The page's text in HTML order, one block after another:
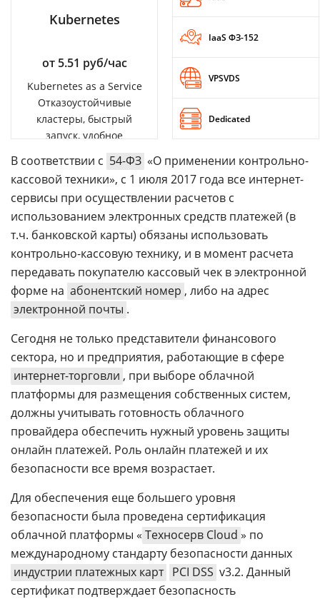
Kubernetes
от 5.51 руб/час
Kubernetes as a Service
Отказоустойчивые
кластеры, быстрый
запуск, удобное
IaaS ФЗ-152
VPSVDS
Dedicated
В соответствии с 54-ФЗ «О применении контрольно-
кассовой техники», с 1 июля 2017 года все интернет-
сервисы при осуществлении расчетов с
использованием электронных средств платежей (в
т.ч. банковской карты) обязаны использовать
контрольно-кассовую технику, и в момент расчета
передавать покупателю кассовый чек в электронной
форме на абонентский номер , либо на адрес
электронной почты .
Сегодня не только представители финансового
сектора, но и предприятия, работающие в сфере
интернет-торговли , при выборе облачной
платформы для размещения собственных систем,
должны учитывать готовность облачного
провайдера обеспечить нужный уровень защиты
онлайн платежей. Роль онлайн платежей и их
безопасности все время возрастает.
Для обеспечения еще большего уровня
безопасности была проведена сертификация
облачной платформы « Техносерв Cloud » по
международному стандарту безопасности данных
индустрии платежных карт PCI DSS v3.2. Данный
сертификат подтверждает безопасность